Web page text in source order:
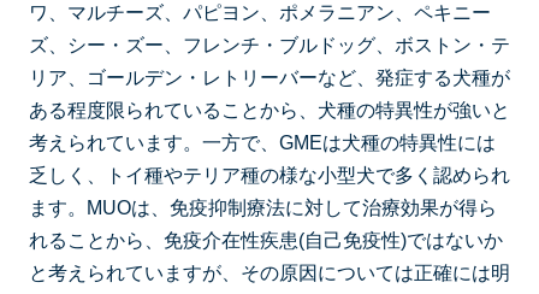
ワ、マルチーズ、パピヨン、ポメラニアン、ペキニー
ズ、シー・ズー、フレンチ・ブルドッグ、ボストン・テ
リア、ゴールデン・レトリーバーなど、発症する犬種が
ある程度限られていることから、犬種の特異性が強いと
考えられています。一方で、GMEは犬種の特異性には
乏しく、トイ種やテリア種の様な小型犬で多く認められ
ます。MUOは、免疫抑制療法に対して治療効果が得ら
れることから、免疫介在性疾患(自己免疫性)ではないか
と考えられていますが、その原因については正確には明